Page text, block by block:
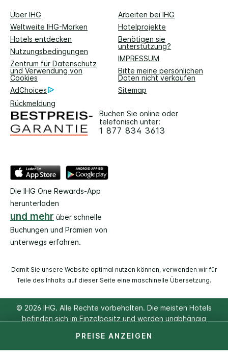
PREISE ANZEIGEN
Über IHG
Arbeiten bei IHG
Weltweite IHG-Marken
Hotelprojekte
Hotels entdecken
Benötigen sie
unterstützung?
Nutzungsbedingungen
IMPRESSUM
Zentrum für Datenschutz
und Verwendung von
Cookies
Bitte meine persönlichen
Daten nicht verkaufen
AdChoices
Sitemap
Rückmeldung
Buchen Sie online oder
telefonisch unter:
1 877 834 3613
Die IHG One Rewards-App
herunterladen
und mehr über schnelle
Buchungen und Prämien von
unterwegs erfahren.
Damit Sie unsere Website optimal nutzen können, verwenden wir für
Teile des Inhalts auf dieser Seite eine maschinelle Übersetzung.
© 2026 IHG. Alle Rechte vorbehalten. Die meisten Hotels
befinden sich im Einzelbesitz und werden unabhängig